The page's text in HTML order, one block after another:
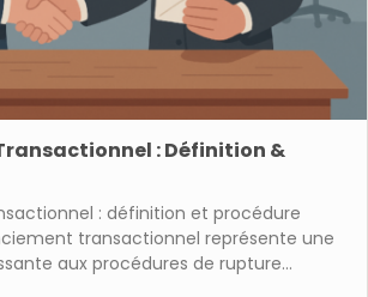
: Définition &
: définition et procédure
transactionnel représente une
aux procédures de rupture…